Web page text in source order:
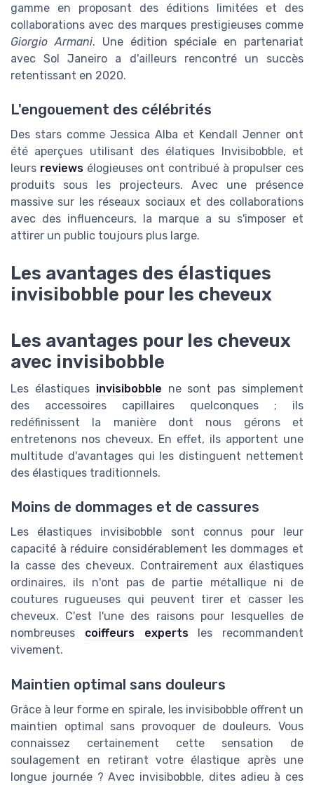
gamme en proposant des éditions limitées et des
collaborations avec des marques prestigieuses comme
Giorgio Armani. Une édition spéciale en partenariat
avec Sol Janeiro a d'ailleurs rencontré un succès
retentissant en 2020.
L'engouement des célébrités
Des stars comme Jessica Alba et Kendall Jenner ont
été aperçues utilisant des élatiques Invisibobble, et
leurs reviews élogieuses ont contribué à propulser ces
produits sous les projecteurs. Avec une présence
massive sur les réseaux sociaux et des collaborations
avec des influenceurs, la marque a su s'imposer et
attirer un public toujours plus large.
Les avantages des élastiques
invisibobble pour les cheveux
Les avantages pour les cheveux
avec invisibobble
Les élastiques invisibobble ne sont pas simplement
des accessoires capillaires quelconques ; ils
redéfinissent la manière dont nous gérons et
entretenons nos cheveux. En effet, ils apportent une
multitude d'avantages qui les distinguent nettement
des élastiques traditionnels.
Moins de dommages et de cassures
Les élastiques invisibobble sont connus pour leur
capacité à réduire considérablement les dommages et
la casse des cheveux. Contrairement aux élastiques
ordinaires, ils n'ont pas de partie métallique ni de
coutures rugueuses qui peuvent tirer et casser les
cheveux. C'est l'une des raisons pour lesquelles de
nombreuses coiffeurs expertsles recommandent
vivement.
Maintien optimal sans douleurs
Grâce à leur forme en spirale, les invisibobble offrent un
maintien optimal sans provoquer de douleurs. Vous
connaissez certainement cette sensation de
soulagement en retirant votre élastique après une
longue journée ? Avec invisibobble, dites adieu à ces